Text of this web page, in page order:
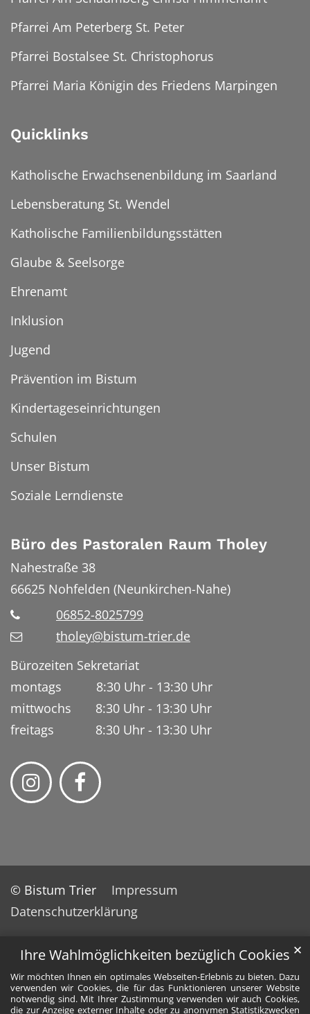
Ihre Wahlmöglichkeiten bezüglich Cookies
Wir möchten Ihnen ein optimales Webseiten-Erlebnis zu bieten. Dazu
verwenden wir Cookies, die für das Funktionieren unserer Website
notwendig sind. Mit Ihrer Zustimmung verwenden wir auch Cookies,
die zur Anzeige externer Inhalte oder zu anonymen Statistikzwecken
✕
Pfarrei Am Peterberg St. Peter
Pfarrei Bostalsee St. Christophorus
Pfarrei Maria Königin des Friedens Marpingen
Quicklinks
Katholische Erwachsenenbildung im Saarland
Lebensberatung St. Wendel
Katholische Familienbildungsstätten
Glaube & Seelsorge
Ehrenamt
Inklusion
Jugend
Prävention im Bistum
Kindertageseinrichtungen
Schulen
Unser Bistum
Soziale Lerndienste
Büro des Pastoralen Raum Tholey
Nahestraße 38
66625 Nohfelden (Neunkirchen-Nahe)
06852-8025799
tholey@bistum-trier.de
Bürozeiten Sekretariat
montags 8:30 Uhr - 13:30 Uhr
mittwochs 8:30 Uhr - 13:30 Uhr
freitags 8:30 Uhr - 13:30 Uhr
© Bistum Trier
Impressum
Datenschutzerklärung